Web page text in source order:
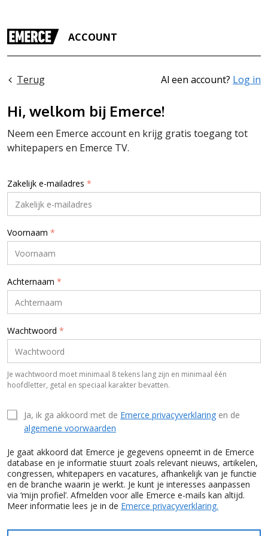
ACCOUNT
Terug Al een account? Log in
Hi, welkom bij Emerce!
Neem een Emerce account en krijg gratis toegang tot
whitepapers en Emerce TV.
Zakelijk e-mailadres *
Voornaam *
Achternaam *
Wachtwoord *
Je wachtwoord moet minimaal 8 tekens lang zijn en minimaal één
hoofdletter, getal en speciaal karakter bevatten.
Ja, ik ga akkoord met de Emerce privacyverklaring en de
algemene voorwaarden
Je gaat akkoord dat Emerce je gegevens opneemt in de Emerce
database en je informatie stuurt zoals relevant nieuws, artikelen,
congressen, whitepapers en vacatures, afhankelijk van je functie
en de branche waarin je werkt. Je kunt je interesses aanpassen
via ‘mijn profiel’. Afmelden voor alle Emerce e-mails kan altijd.
Meer informatie lees je in de Emerce privacyverklaring.